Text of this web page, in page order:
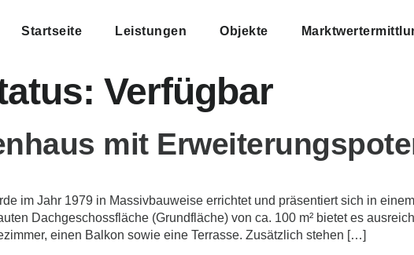
Startseite Leistungen Objekte
Verfügbar
mit
im Jahr 1979 in Massivbauweise errichtet und präsentiert sich in
Dachgeschossfläche (Grundfläche) von ca. 100 m² bietet es
einen Balkon sowie eine Terrasse. Zusätzlich stehen […]